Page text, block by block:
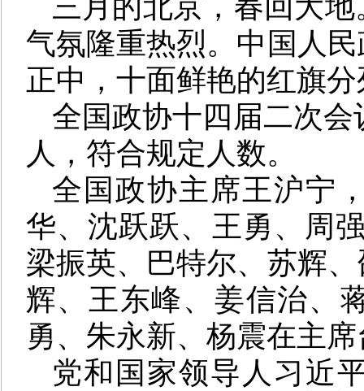
气氛隆重热烈。中国人
正中，十面鲜艳的红旗
全国政协十四届二次会
人，符合规定人数。
全国政协主席王沪宁
华、沈跃跃、王勇、周
梁振英、巴特尔、苏辉
辉、王东峰、姜信治、
勇、朱永新、杨震在主
党和国家领导人习近